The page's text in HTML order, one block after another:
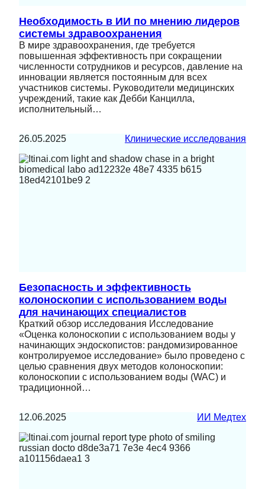
Необходимость в ИИ по мнению лидеров
системы здравоохранения
В мире здравоохранения, где требуется
повышенная эффективность при сокращении
численности сотрудников и ресурсов, давление на
инновации является постоянным для всех
участников системы. Руководители медицинских
учреждений, такие как Дебби Канцилла,
исполнительный…
26.05.2025 Клинические исследования
Безопасность и эффективность
колоноскопии с использованием воды
для начинающих специалистов
Краткий обзор исследования Исследование
«Оценка колоноскопии с использованием воды у
начинающих эндоскопистов: рандомизированное
контролируемое исследование» было проведено с
целью сравнения двух методов колоноскопии:
колоноскопии с использованием воды (WAC) и
традиционной…
12.06.2025 ИИ Медтех